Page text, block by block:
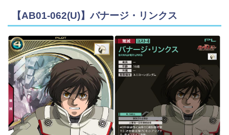
【AB01-062(U)】バナージ・リンクス